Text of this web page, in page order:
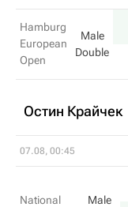
Hamburg
European
Open
Male
Double
Остин Крайчек
07.08, 00:45
National
Male